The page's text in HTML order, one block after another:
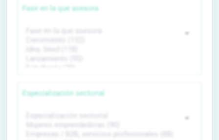
Fase en la que asesora
Especialización sectorial